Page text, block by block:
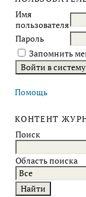
Имя
пользователя
Пароль
Запомнить
Помощь
КОНТЕНТ
Поиск
Область поиска